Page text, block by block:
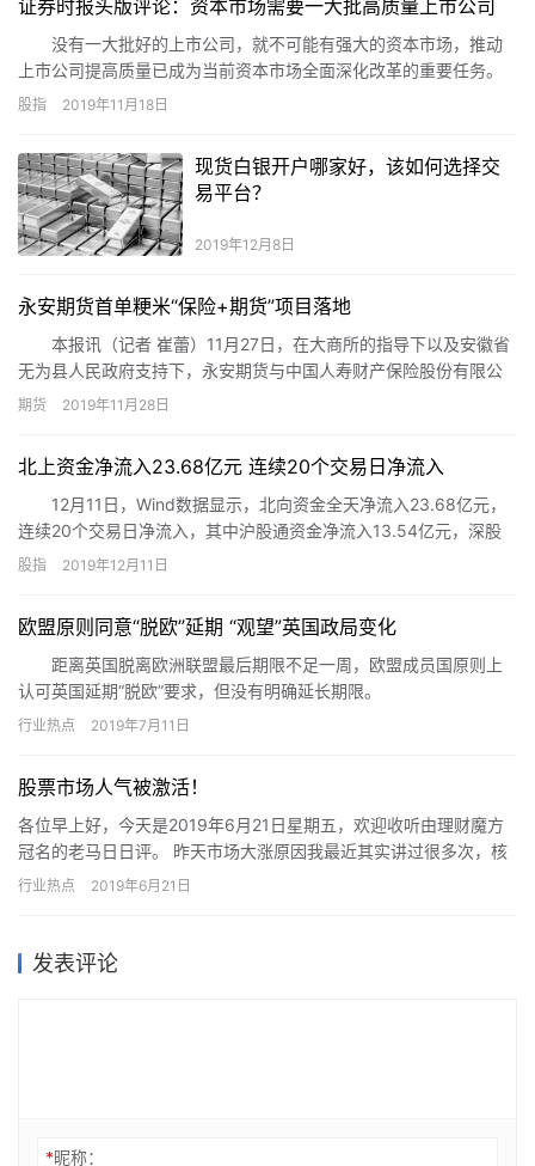
证券时报头版评论：资本市场需要一大批高质量上市公司
没有一大批好的上市公司，就不可能有强大的资本市场，推动
上市公司提高质量已成为当前资本市场全面深化改革的重要任务。
证监会已研究制定了提高上市公司质量行动计划，可以预期，上市
股指 2019年11月18日
现货白银开户哪家好，该如何选择交
易平台？
2019年12月8日
永安期货首单粳米“保险+期货”项目落地
本报讯（记者 崔蕾）11月27日，在大商所的指导下以及安徽省
无为县人民政府支持下，永安期货与中国人寿财产保险股份有限公
司合作，在芜湖市无为县成功落地首单粳米“保险+期货”项目。
期货 2019年11月28日
北上资金净流入23.68亿元 连续20个交易日净流入
12月11日，Wind数据显示，北向资金全天净流入23.68亿元，
连续20个交易日净流入，其中沪股通资金净流入13.54亿元，深股
通资金净流入10.14亿元。今年以来北上资金累计净流入金额已达到
股指 2019年12月11日
欧盟原则同意“脱欧”延期 “观望”英国政局变化
距离英国脱离欧洲联盟最后期限不足一周，欧盟成员国原则上
认可英国延期“脱欧”要求，但没有明确延长期限。
行业热点 2019年7月11日
股票市场人气被激活！
各位早上好，今天是2019年6月21日星期五，欢迎收听由理财魔方
冠名的老马日日评。 昨天市场大涨原因我最近其实讲过很多次，核
心的一个理由就是市场需要人气的提振，需要，两个字很重要，…
行业热点 2019年6月21日
发表评论
*昵称：